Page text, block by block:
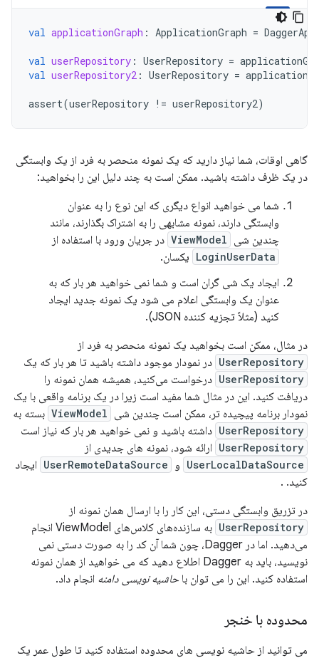
val applicationGraph : ApplicationGraph =
val userRepository : UserRepository =
val userRepository2 : UserRepository =
assert(userRepository != userRepository2)
گاهی اوقات، شما نیاز دارید که یک نمونه منحصر به فرد از یک وابستگی
در یک ظرف داشته باشید. ممکن است به چند دلیل این را بخواهید:
شما می خواهید انواع دیگری که این نوع را به عنوان
وابستگی دارند، نمونه مشابهی را به اشتراک بگذارند، مانند
چندین شی ViewModel در جریان ورود با استفاده از
LoginUserData یکسان.
ایجاد یک شی گران است و شما نمی خواهید هر بار که به
عنوان یک وابستگی اعلام می شود یک نمونه جدید ایجاد
کنید (مثلاً تجزیه کننده JSON).
در مثال، ممکن است بخواهید یک نمونه منحصر به فرد از
UserRepository در نمودار موجود داشته باشید تا هر بار که یک
UserRepository درخواست می‌کنید، همیشه همان نمونه را
دریافت کنید. این در مثال شما مفید است زیرا در یک برنامه واقعی با یک
نمودار برنامه پیچیده تر، ممکن است چندین شی ViewModel بسته به
UserRepository داشته باشید و نمی خواهید هر بار که نیاز است
UserRepository ارائه شود، نمونه های جدیدی از
UserLocalDataSource و UserRemoteDataSource ایجاد
کنید. .
در تزریق وابستگی دستی، این کار را با ارسال همان نمونه از
UserRepository
به سازنده‌های کلاس‌های ViewModel انجام
می‌دهید. اما در Dagger، چون شما آن کد را به صورت دستی نمی
نویسید، باید به Dagger اطلاع دهید که می خواهید از همان نمونه
استفاده کنید. این را می توان با حاشیه نویسی دامنه انجام داد.
محدوده با خنجر
می توانید از حاشیه نویسی های محدوده استفاده کنید تا طول عمر یک